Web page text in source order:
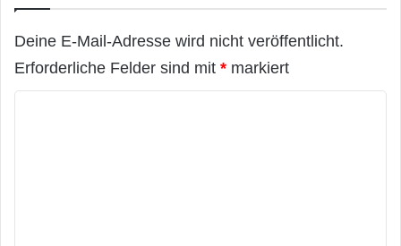
Deine E-Mail-Adresse wird nicht veröffentlicht.
Erforderliche Felder sind mit * markiert